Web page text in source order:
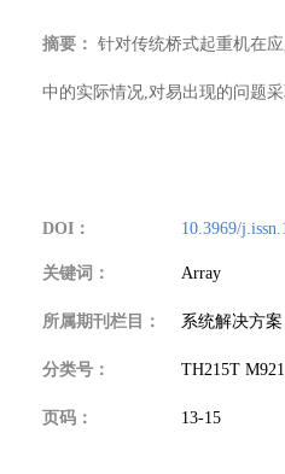
摘要： 针对传统桥式起重机在
中的实际情况,对易出现的问题
DOI： 10.3969/
关键词： Array
所属期刊栏目： 系统解决方案
分类号： TH215T
页码： 13-15